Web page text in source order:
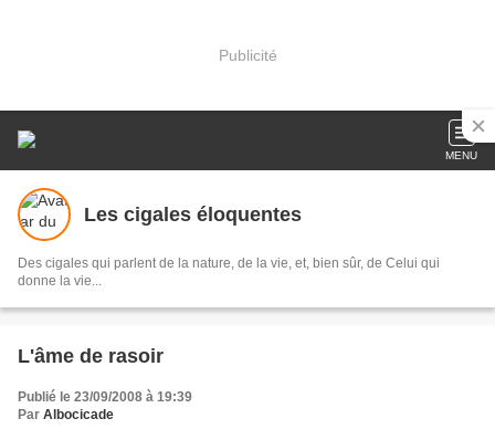
Publicité
MENU
Les cigales éloquentes
Des cigales qui parlent de la nature, de la vie, et, bien sûr, de Celui qui
donne la vie...
L'âme de rasoir
Publié le 23/09/2008 à 19:39
Par Albocicade